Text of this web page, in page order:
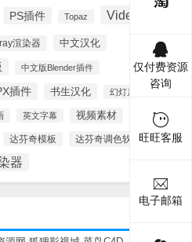
PS插件 Topaz Videohive
渲染器 中文汉化
中文版Blender插件
插件 书生汉化 幻灯片模板
英文字幕 视频素材
达芬奇模板 达芬奇调色软件
器
仅付费资源
咨询
旺旺客服
电子邮箱